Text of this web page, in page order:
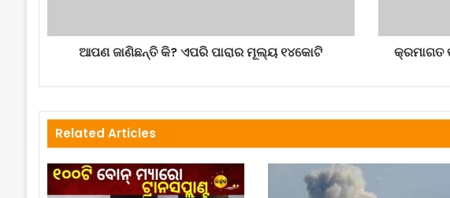
ଆପଣ ଜାଣିଛନ୍ତି କି? ଏପରି ପାରାର ମୂଲ୍ୟ ୧୪କୋଟି
କ୍ରମାଗତ
Related Articles